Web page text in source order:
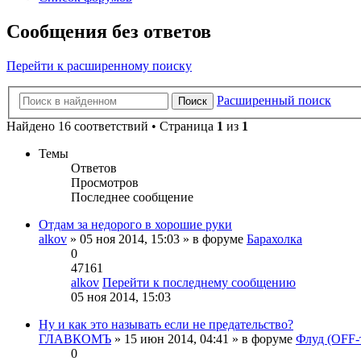
Сообщения без ответов
Перейти к расширенному поиску
Поиск
Расширенный поиск
Найдено 16 соответствий • Страница 1 из 1
Темы
Ответов
Просмотров
Последнее сообщение
Отдам за недорого в хорошие руки
alkov » 05 ноя 2014, 15:03 » в форуме Барахолка
0
47161
alkov Перейти к последнему сообщению
05 ноя 2014, 15:03
Ну и как это называть если не предательство?
ГЛАВКОМЪ » 15 июн 2014, 04:41 » в форуме Флуд
0